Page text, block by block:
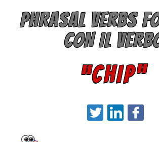
PHRASAL VERBS
CON IL
“CHIP”